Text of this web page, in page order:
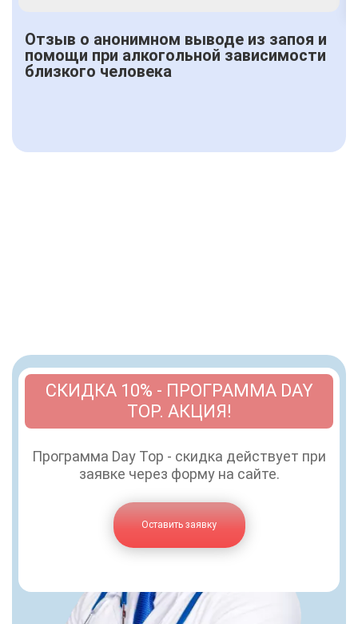
Отзыв о анонимном выводе из запоя и
помощи при алкогольной зависимости
близкого человека
СКИДКА 10% - ПРОГРАММА DAY
TOP. АКЦИЯ!
Программа Day Top - скидка действует при
заявке через форму на сайте.
Оставить заявку